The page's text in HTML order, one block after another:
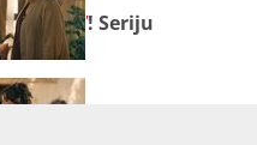
Novoj TV! Seriju